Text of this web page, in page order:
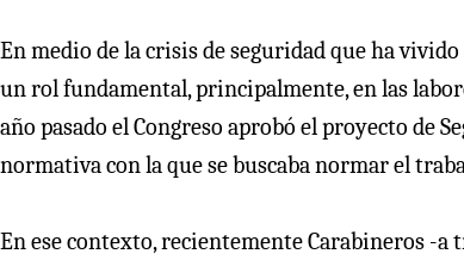
En medio de la crisis de seguridad que ha
un rol fundamental, principalmente, en las
año pasado el Congreso aprobó el proyecto de
normativa con la que se buscaba normar el
En ese contexto, recientemente Carabineros -